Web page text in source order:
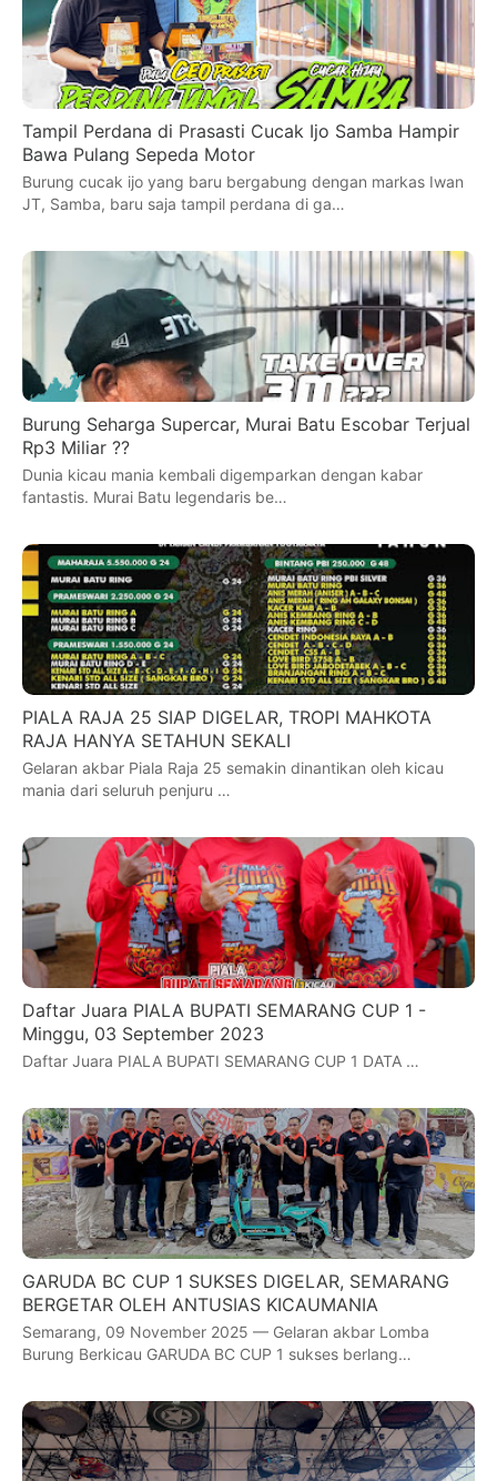
Tampil Perdana di Prasasti Cucak Ijo Samba Hampir
Bawa Pulang Sepeda Motor
Burung cucak ijo yang baru bergabung dengan markas Iwan
JT, Samba, baru saja tampil perdana di ga…
Burung Seharga Supercar, Murai Batu Escobar Terjual
Rp3 Miliar ??
Dunia kicau mania kembali digemparkan dengan kabar
fantastis. Murai Batu legendaris be…
PIALA RAJA 25 SIAP DIGELAR, TROPI MAHKOTA
RAJA HANYA SETAHUN SEKALI
Gelaran akbar Piala Raja 25 semakin dinantikan oleh kicau
mania dari seluruh penjuru …
Daftar Juara PIALA BUPATI SEMARANG CUP 1 -
Minggu, 03 September 2023
Daftar Juara PIALA BUPATI SEMARANG CUP 1 DATA …
GARUDA BC CUP 1 SUKSES DIGELAR, SEMARANG
BERGETAR OLEH ANTUSIAS KICAUMANIA
Semarang, 09 November 2025 — Gelaran akbar Lomba
Burung Berkicau GARUDA BC CUP 1 sukses berlang…